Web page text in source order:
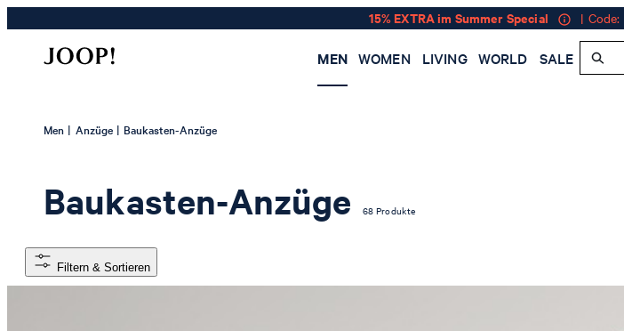
15% EXTRA im Summer Special | Code:
MEN WOMEN LIVING WORLD SALE
Men | Anzüge | Baukasten-Anzüge
Baukasten-Anzüge 68 Produkte
Filtern & Sortieren